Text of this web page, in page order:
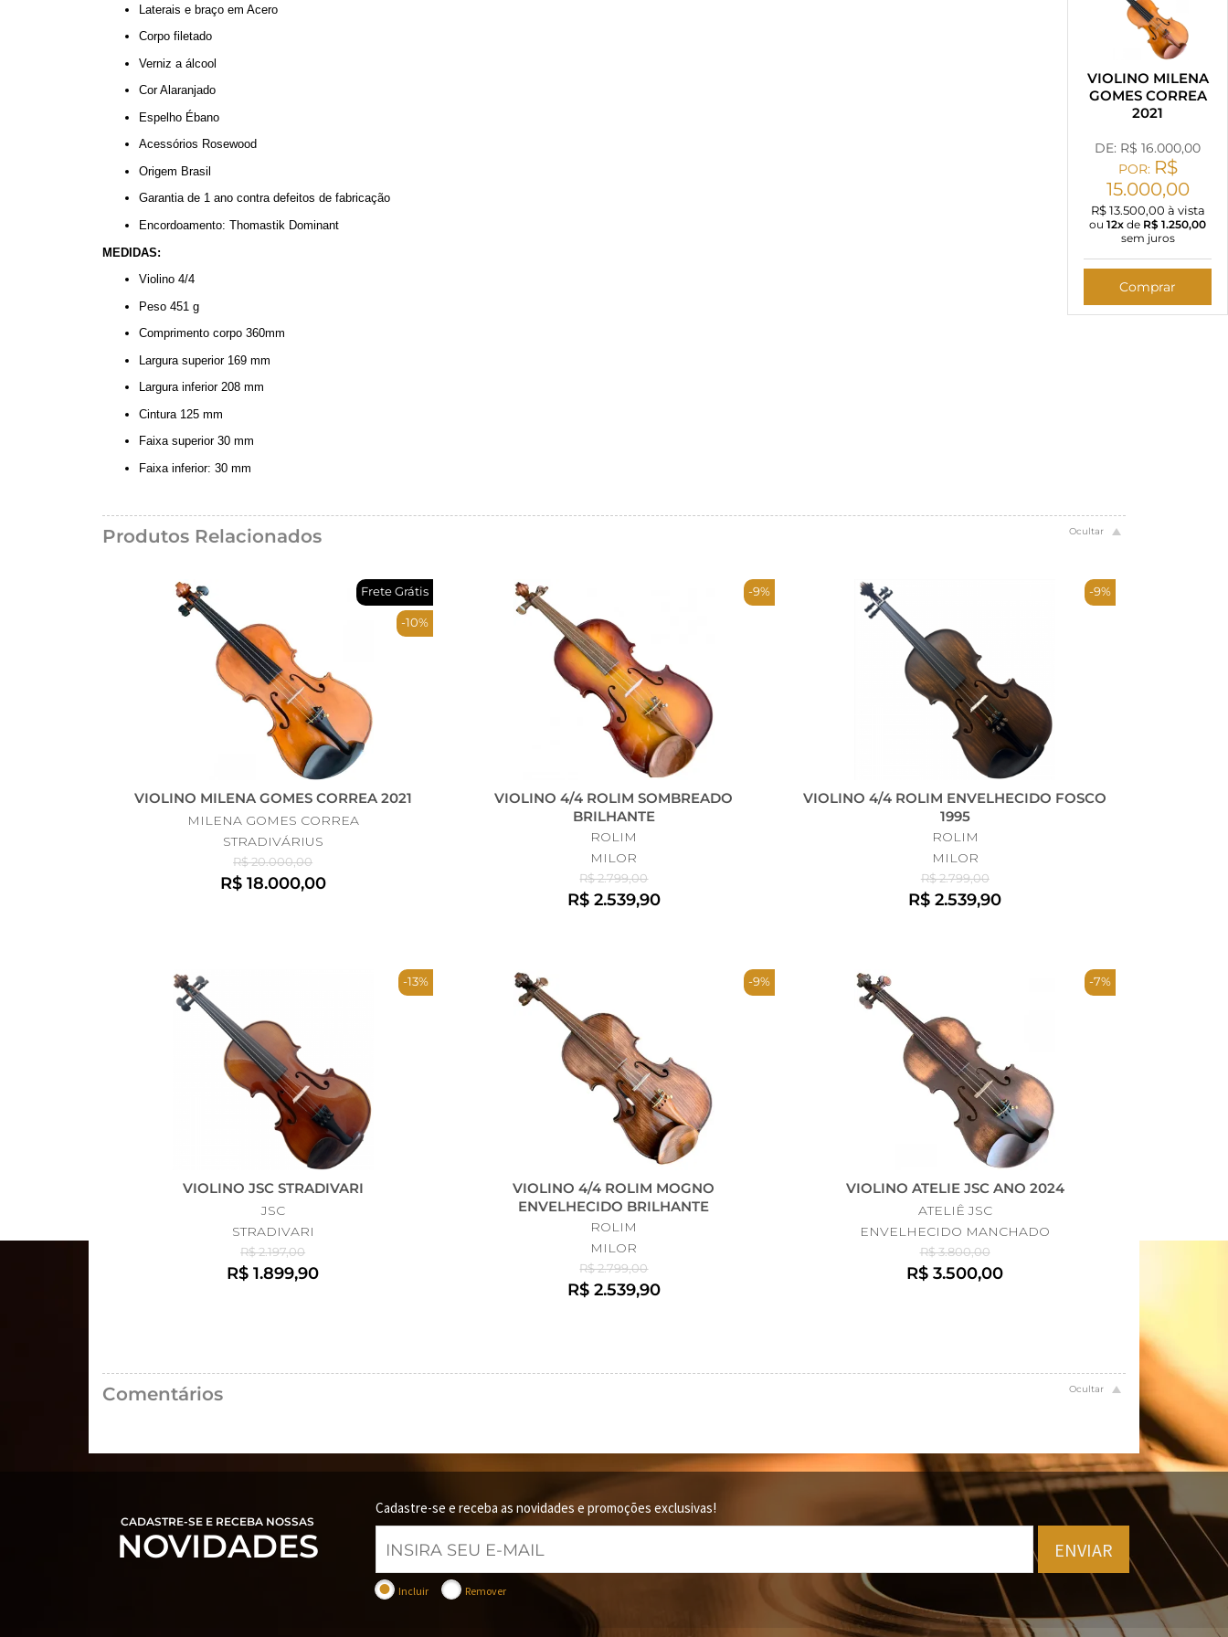
VIOLINO MILENA
GOMES CORREA
2021
DE: R$ 16.000,00
POR: R$
15.000,00
R$ 13.500,00 à vista
ou 12x de R$ 1.250,00
sem juros
Comprar
Laterais e braço em Acero
Corpo filetado
Verniz a álcool
Cor Alaranjado
Espelho Ébano
Acessórios Rosewood
Origem Brasil
Garantia de 1 ano contra defeitos de fabricação
Encordoamento: Thomastik Dominant
MEDIDAS:
Violino 4/4
Peso 451 g
Comprimento corpo 360mm
Largura superior 169 mm
Largura inferior 208 mm
Cintura 125 mm
Faixa superior 30 mm
Faixa inferior: 30 mm
Produtos Relacionados
Frete Grátis
-10%
VIOLINO MILENA GOMES CORREA 2021
MILENA GOMES CORREA
STRADIVÁRIUS
R$ 20.000,00
R$ 18.000,00
-9%
VIOLINO 4/4 ROLIM SOMBREADO
BRILHANTE
ROLIM
MILOR
R$ 2.799,00
R$ 2.539,90
-9%
VIOLINO 4/4 ROLIM ENVELHECIDO FOSCO
1995
ROLIM
MILOR
R$ 2.799,00
R$ 2.539,90
-13%
VIOLINO JSC STRADIVARI
JSC
STRADIVARI
R$ 2.197,00
R$ 1.899,90
-9%
VIOLINO 4/4 ROLIM MOGNO
ENVELHECIDO BRILHANTE
ROLIM
MILOR
R$ 2.799,00
R$ 2.539,90
-7%
VIOLINO ATELIE JSC ANO 2024
ATELIÊ JSC
ENVELHECIDO MANCHADO
R$ 3.800,00
R$ 3.500,00
Comentários
CADASTRE-SE E RECEBA NOSSAS
NOVIDADES
Cadastre-se e receba as novidades e promoções exclusivas!
ENVIAR
Incluir Remover